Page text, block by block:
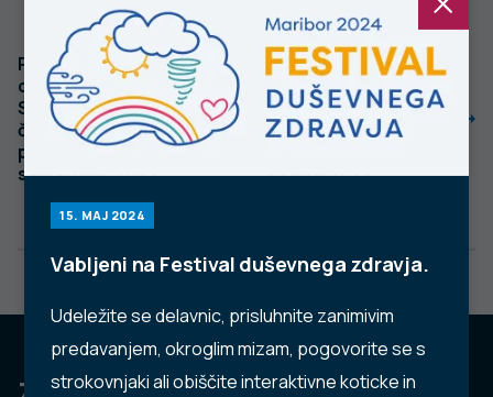
15. MAJ 2024
Vabljeni na Festival duševnega zdravja.
Udeležite se delavnic, prisluhnite zanimivim
predavanjem, okroglim mizam, pogovorite se s
strokovnjaki ali obiščite interaktivne koticke in
Prijavljeni primeri
okužbe s HIV v
Sloveniji,
četrtletno
poročilo, 1. julij–30.
september 2023
Prijavljeni primeri
okužbe s HIV v
Sloveniji,
četrtletno
30. junij 2023